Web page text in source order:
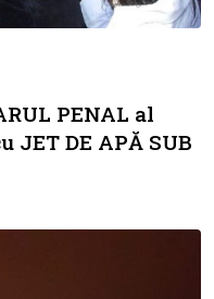
PENAL al
DE APĂ SUB